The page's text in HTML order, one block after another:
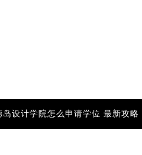
岛设计学院怎么申请学位 最新攻略